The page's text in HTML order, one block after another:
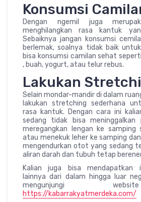
Konsumsi
Dengan ngemil juga
menghilangkan rasa kantuk
Sebaiknya jangan konsumsi
berlemak, soalnya tidak baik
bisa konsumsi camilan sehat
, buah, yogurt, atau telur rebus.
Lakukan
Selain mondar-mandir di dalam
lakukan stretching sederhana
rasa kantuk. Dengan cara ini
sedang tidak bisa meninggalkan
meregangkan lengan ke samping
atau menekuk leher ke samping
mengendurkan otot yang sedang
aliran darah dan tubuh tetap
Kalian juga bisa mendapatkan
lainnya dari dalam hingga luar
mengunjungi
https://kabarrakyatmerdeka.com/